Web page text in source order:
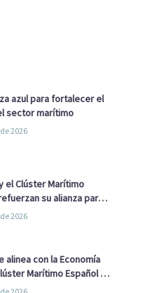
azul para fortalecer el
sector marítimo
2026
y el Clúster Marítimo
su alianza para
estrategia Nacional
2026
alinea con la Economía
Marítimo Español y
Naval avanzan alianzas